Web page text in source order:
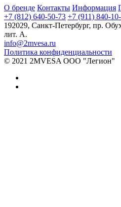
О бренде Контакты Информация
+7 (812) 640-50-73 +7 (911) 840-
192029, Санкт-Петербург, пр.
лит. А.
info@2mvesa.ru
Политика конфиденциальности
© 2021 2MVESA ООО "Легион"